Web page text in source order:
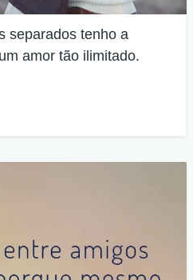
separados tenho a
amor tão ilimitado.